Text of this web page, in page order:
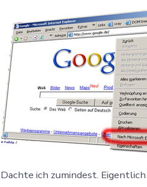
Dachte ich zumindest.